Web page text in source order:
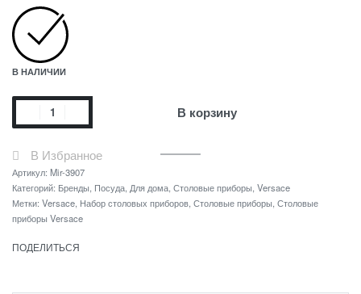
В НАЛИЧИИ
В корзину
В Избранное
Артикул: Mir-3907
Категорий: Бренды Посуда Для дома Столовые приборы Versace
Метки: Versace Набор столовых приборов Столовые приборы Столовые
приборы Versace
ПОДЕЛИТЬСЯ